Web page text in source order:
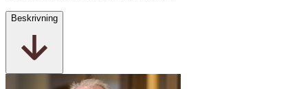
Beskrivning